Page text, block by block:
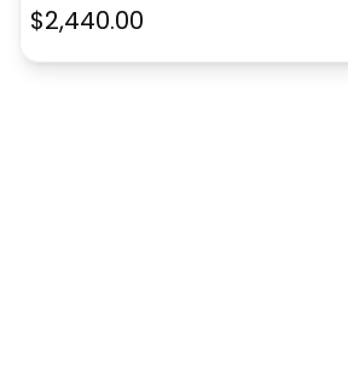
$2,440.00